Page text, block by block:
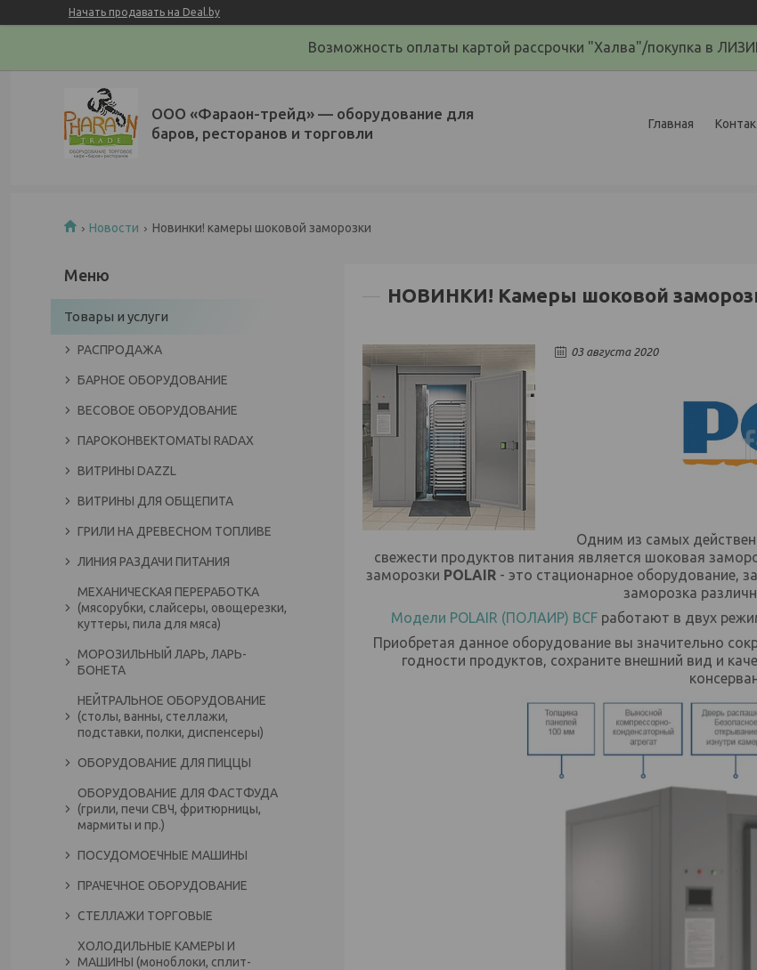
Начать продавать на Deal.by
Возможность оплаты картой рассрочки "Халва"/покупка в
ООО «Фараон-трейд»‎ — оборудование для
баров, ресторанов и торговли
Главная
Новости Новинки! камеры шоковой заморозки
НОВИНКИ! Камеры шоковой
03 августа 2020
Одним из самых
свежести продуктов питания является шоковая
заморозки POLAIR- это стационарное оборудование,
заморозка
Модели POLAIR (ПОЛАИР) BCF работают в двух
Приобретая данное оборудование вы значительно
годности продуктов, сохраните внешний вид и
Товары и услуги
РАСПРОДАЖА
БАРНОЕ ОБОРУДОВАНИЕ
ВЕСОВОЕ ОБОРУДОВАНИЕ
ПАРОКОНВЕКТОМАТЫ RADAX
ВИТРИНЫ DAZZL
ВИТРИНЫ ДЛЯ ОБЩЕПИТА
ГРИЛИ НА ДРЕВЕСНОМ ТОПЛИВЕ
ЛИНИЯ РАЗДАЧИ ПИТАНИЯ
МЕХАНИЧЕСКАЯ ПЕРЕРАБОТКА
(мясорубки, слайсеры, овощерезки,
куттеры, пила для мяса)
МОРОЗИЛЬНЫЙ ЛАРЬ, ЛАРЬ-
БОНЕТА
НЕЙТРАЛЬНОЕ ОБОРУДОВАНИЕ
(столы, ванны, стеллажи,
подставки, полки, диспенсеры)
ОБОРУДОВАНИЕ ДЛЯ ПИЦЦЫ
ОБОРУДОВАНИЕ ДЛЯ ФАСТФУДА
(грили, печи СВЧ, фритюрницы,
мармиты и пр.)
ПОСУДОМОЕЧНЫЕ МАШИНЫ
ПРАЧЕЧНОЕ ОБОРУДОВАНИЕ
СТЕЛЛАЖИ ТОРГОВЫЕ
ХОЛОДИЛЬНЫЕ КАМЕРЫ И
МАШИНЫ (моноблоки, сплит-